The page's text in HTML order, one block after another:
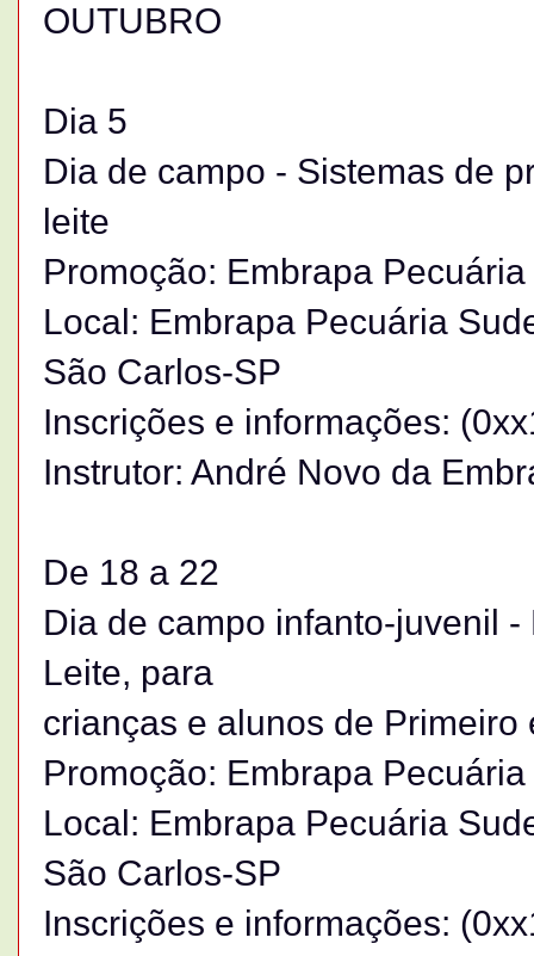
OUTUBRO
Dia 5
Dia de campo - Sistemas de
leite
Promoção: Embrapa
Local: Embrapa Pecuária
São Carlos-SP
Inscrições e informações:
Instrutor: André Novo da
De 18 a 22
Dia de campo infanto-juvenil
Leite, para
crianças e alunos de Primeiro
Promoção: Embrapa
Local: Embrapa Pecuária
São Carlos-SP
Inscrições e informações: